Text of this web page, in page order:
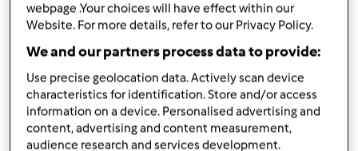
Ingredientes
Uvas do Amor
375gleite condensado
120gnatas
120gleite em pó magro
20gmanteiga
webpage .Your choices will have effect within our
Website. For more details, refer to our Privacy Policy.
We and our partners process data to provide:
Use precise geolocation data. Actively scan device
characteristics for identification. Store and/or access
information on a device. Personalised advertising and
content, advertising and content measurement,
audience research and services development.